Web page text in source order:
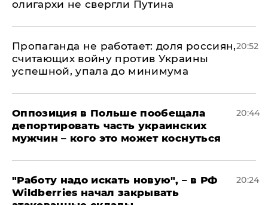
олигархи не свергли Путина
​Пропаганда не работает: доля россиян,
считающих войну против Украины
успешной, упала до минимума
20:52
Оппозиция в Польше пообещала
депортировать часть украинских
мужчин – кого это может коснуться
20:44
"Работу надо искать новую", – в РФ
Wildberries начал закрывать
20:24